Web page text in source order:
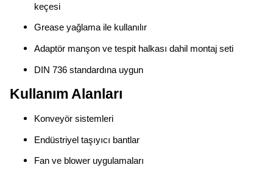
keçesi
Grease yağlama ile kullanılır
Adaptör manşon ve tespit halkası dahil montaj seti
DIN 736 standardına uygun
Kullanım Alanları
Konveyör sistemleri
Endüstriyel taşıyıcı bantlar
Fan ve blower uygulamaları